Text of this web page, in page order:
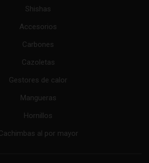
Shishas
Accesorios
Carbones
Cazoletas
Gestores de calor
Mangueras
Hornillos
al por mayor